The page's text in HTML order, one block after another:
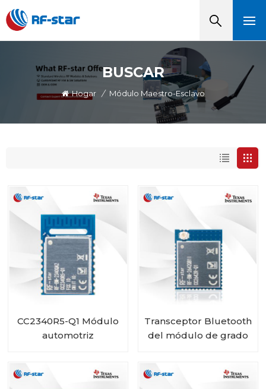
BUSCAR
Hogar / Módulo Maestro-Esclavo
CC2340R5-Q1 Módulo
automotriz
BM-2340QB1
Transceptor Bluetooth
del módulo de grado